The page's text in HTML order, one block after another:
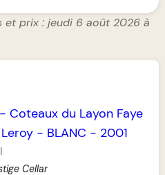
et prix : jeudi 6 août 2026 à
- Coteaux du Layon Faye
- BLANC - 2001
Cellar